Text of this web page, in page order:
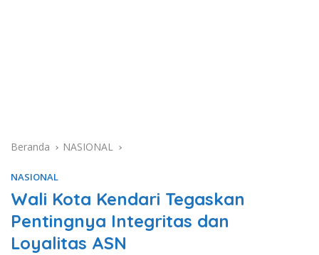
Beranda NASIONAL
NASIONAL
Wali Kota Kendari Tegaskan
Pentingnya Integritas dan
Loyalitas ASN